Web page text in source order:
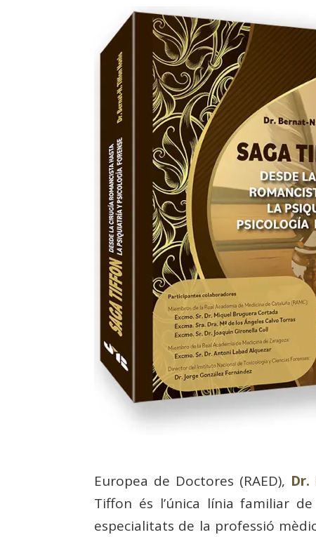
Europea de Doctores (RAED), Dr.
Tiffon és l’única línia familiar
especialitats de la professió